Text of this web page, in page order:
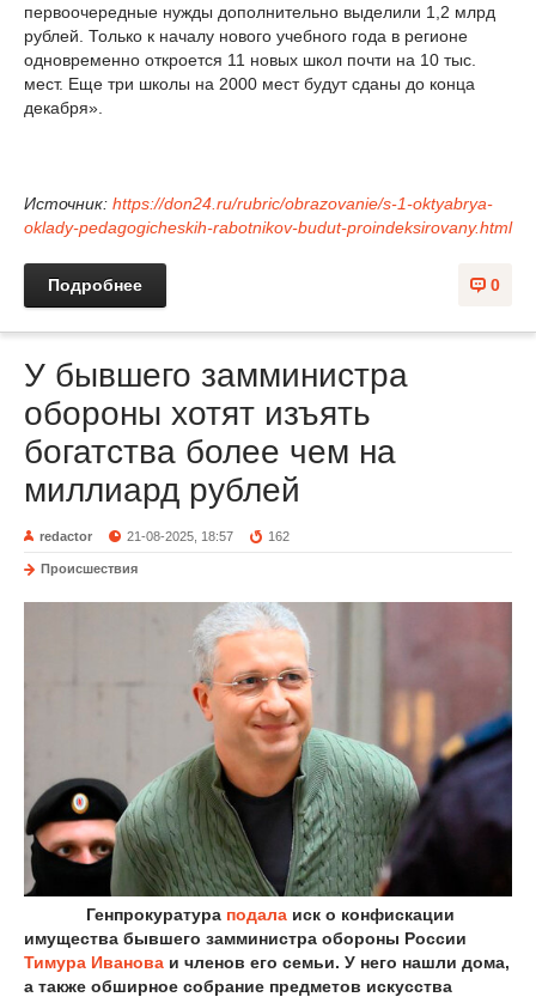
первоочередные нужды дополнительно выделили 1,2 млрд
рублей. Только к началу нового учебного года в регионе
одновременно откроется 11 новых школ почти на 10 тыс.
мест. Еще три школы на 2000 мест будут сданы до конца
декабря».
Источник: https://don24.ru/rubric/obrazovanie/s-1-oktyabrya-
oklady-pedagogicheskih-rabotnikov-budut-proindeksirovany.html
0
Подробнее
У бывшего замминистра
обороны хотят изъять
богатства более чем на
миллиард рублей
redactor 21-08-2025, 18:57 162
Происшествия
Генпрокуратура подала иск о конфискации
имущества бывшего замминистра обороны России
Тимура Иванова и членов его семьи. У него нашли дома,
а также обширное собрание предметов искусства